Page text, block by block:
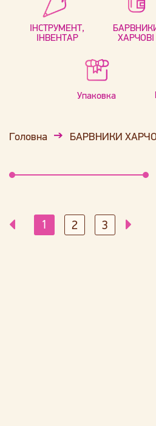
ІНСТРУМЕНТ,
ІНВЕНТАР
ХАРЧОВІ
Упаковка
Головна БАРВНИКИ
1 2 3